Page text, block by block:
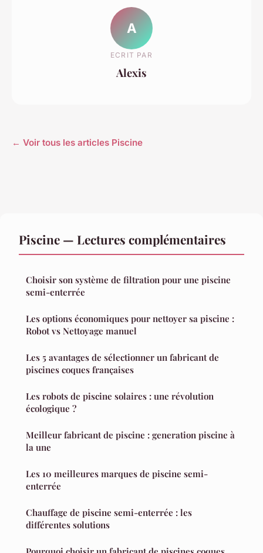
A
ECRIT PAR
Alexis
← Voir tous les articles Piscine
Piscine — Lectures complémentaires
Choisir son système de filtration pour une piscine
semi-enterrée
Les options économiques pour nettoyer sa piscine :
Robot vs Nettoyage manuel
Les 5 avantages de sélectionner un fabricant de
piscines coques françaises
Les robots de piscine solaires : une révolution
écologique ?
Meilleur fabricant de piscine : generation piscine à
la une
Les 10 meilleures marques de piscine semi-
enterrée
Chauffage de piscine semi-enterrée : les
différentes solutions